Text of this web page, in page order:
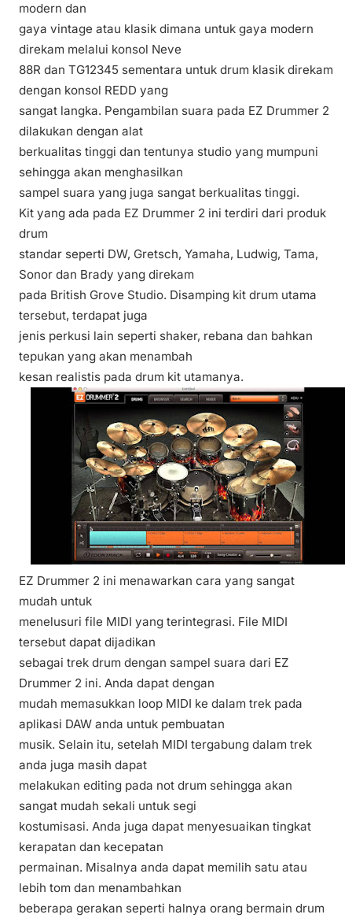
modern dan
gaya vintage atau klasik dimana untuk gaya modern
direkam melalui konsol Neve
88R dan TG12345 sementara untuk drum klasik direkam
dengan konsol REDD yang
sangat langka. Pengambilan suara pada EZ Drummer 2
dilakukan dengan alat
berkualitas tinggi dan tentunya studio yang mumpuni
sehingga akan menghasilkan
sampel suara yang juga sangat berkualitas tinggi.
Kit yang ada pada EZ Drummer 2 ini terdiri dari produk
drum
standar seperti DW, Gretsch, Yamaha, Ludwig, Tama,
Sonor dan Brady yang direkam
pada British Grove Studio. Disamping kit drum utama
tersebut, terdapat juga
jenis perkusi lain seperti shaker, rebana dan bahkan
tepukan yang akan menambah
kesan realistis pada drum kit utamanya.
EZ Drummer 2 ini menawarkan cara yang sangat
mudah untuk
menelusuri file MIDI yang terintegrasi. File MIDI
tersebut dapat dijadikan
sebagai trek drum dengan sampel suara dari EZ
Drummer 2 ini. Anda dapat dengan
mudah memasukkan loop MIDI ke dalam trek pada
aplikasi DAW anda untuk pembuatan
musik. Selain itu, setelah MIDI tergabung dalam trek
anda juga masih dapat
melakukan editing pada not drum sehingga akan
sangat mudah sekali untuk segi
kostumisasi. Anda juga dapat menyesuaikan tingkat
kerapatan dan kecepatan
permainan. Misalnya anda dapat memilih satu atau
lebih tom dan menambahkan
beberapa gerakan seperti halnya orang bermain drum